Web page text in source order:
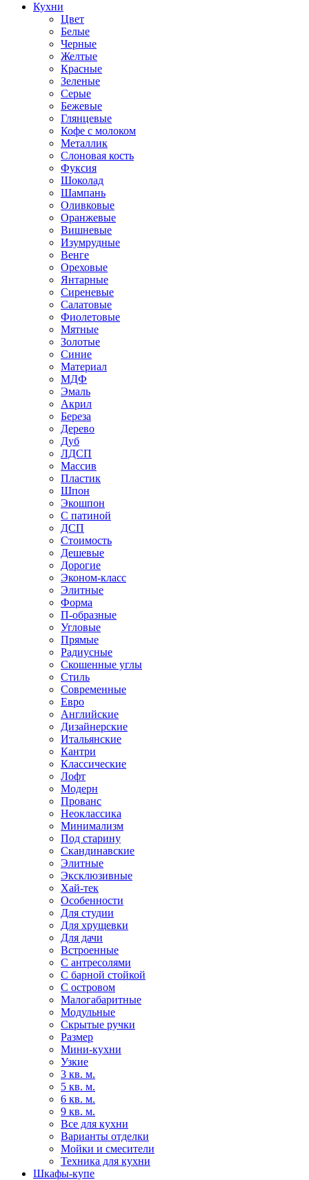
Кухни
Цвет
Белые
Черные
Желтые
Красные
Зеленые
Серые
Бежевые
Глянцевые
Кофе с молоком
Металлик
Слоновая кость
Фуксия
Шоколад
Шампань
Оливковые
Оранжевые
Вишневые
Изумрудные
Венге
Ореховые
Янтарные
Сиреневые
Салатовые
Фиолетовые
Мятные
Золотые
Синие
Материал
МДФ
Эмаль
Акрил
Береза
Дерево
Дуб
ЛДСП
Массив
Пластик
Шпон
Экошпон
С патиной
ДСП
Стоимость
Дешевые
Дорогие
Эконом-класс
Элитные
Форма
П-образные
Угловые
Прямые
Радиусные
Скошенные углы
Стиль
Современные
Евро
Английские
Дизайнерские
Итальянские
Кантри
Классические
Лофт
Модерн
Прованс
Неоклассика
Минимализм
Под старину
Скандинавские
Элитные
Эксклюзивные
Хай-тек
Особенности
Для студии
Для хрущевки
Для дачи
Встроенные
С антресолями
С барной стойкой
С островом
Малогабаритные
Модульные
Скрытые ручки
Размер
Мини-кухни
Узкие
3 кв. м.
5 кв. м.
6 кв. м.
9 кв. м.
Все для кухни
Варианты отделки
Мойки и смесители
Техника для кухни
Шкафы-купе